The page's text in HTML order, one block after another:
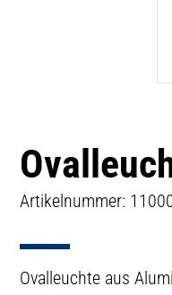
Artikelnummer:
Ovalleuchte aus